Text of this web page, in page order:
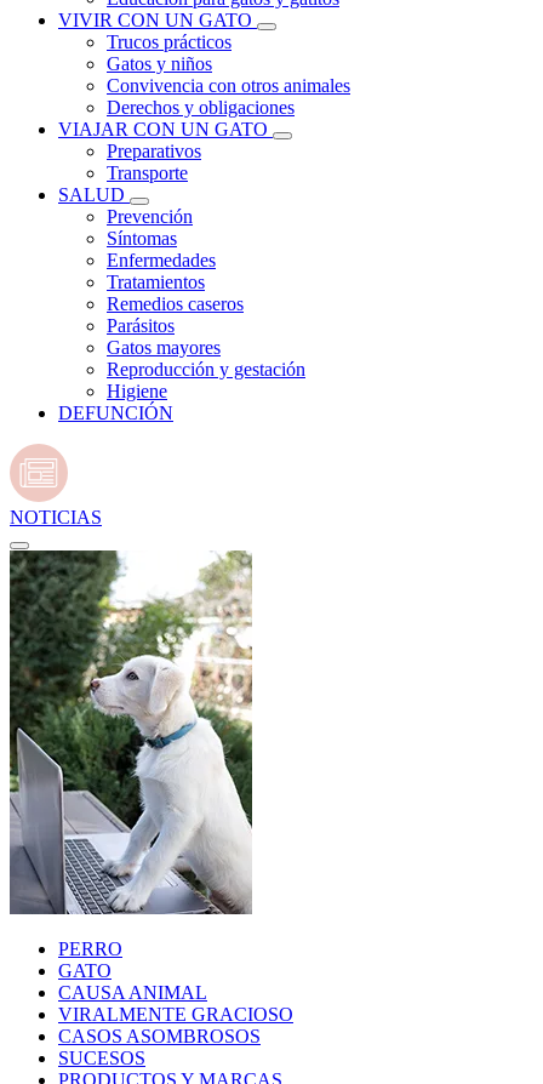
VIVIR CON UN GATO
Trucos prácticos
Gatos y niños
Convivencia con otros animales
Derechos y obligaciones
VIAJAR CON UN GATO
Preparativos
Transporte
SALUD
Prevención
Síntomas
Enfermedades
Tratamientos
Remedios caseros
Parásitos
Gatos mayores
Reproducción y gestación
Higiene
DEFUNCIÓN
NOTICIAS
PERRO
GATO
CAUSA ANIMAL
VIRALMENTE GRACIOSO
CASOS ASOMBROSOS
SUCESOS
PRODUCTOS Y MARCAS